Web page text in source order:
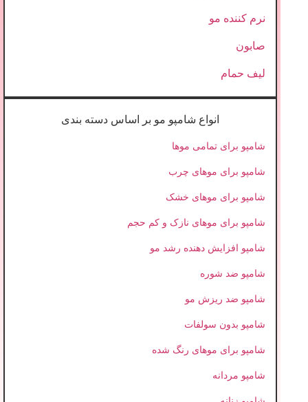
نرم کننده مو
صابون
لیف حمام
انواع شامپو مو بر اساس دسته بندی
شامپو برای تمامی موها
شامپو برای موهای چرب
شامپو برای موهای خشک
شامپو برای موهای نازک و کم حجم
شامپو افزایش دهنده رشد مو
شامپو ضد شوره
شامپو ضد ریزش مو
شامپو بدون سولفات
شامپو برای موهای رنگ شده
شامپو مردانه